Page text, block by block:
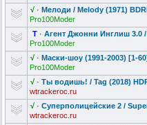
√ · Мелоди / Melody (1971)
Pro100Moder
T · Агент Джонни Инглиш 3.0
Pro100Moder
√ · Маски-шоу (1991-2003) [1-
Pro100Moder
√ · Ты водишь! / Tag (2018)
wtrackeroc.ru
√ · Суперполицейские 2 /
wtrackeroc.ru